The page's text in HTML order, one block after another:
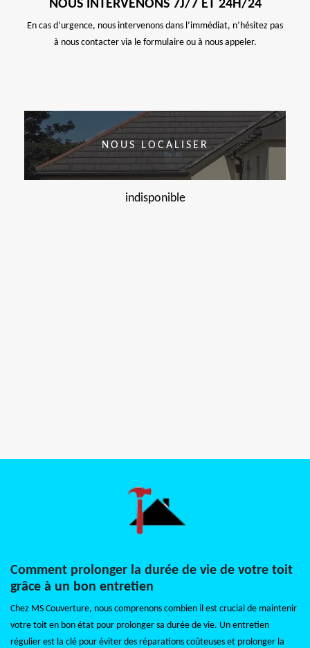
NOUS INTERVENONS 7J/7 ET 24H/24
En cas d’urgence, nous intervenons dans l’immédiat, n’hésitez pas
à nous contacter via le formulaire ou à nous appeler.
NOUS LOCALISER
indisponible
Comment prolonger la durée de vie de votre toit
grâce à un bon entretien
Chez MS Couverture, nous comprenons combien il est crucial de maintenir
votre toit en bon état pour prolonger sa durée de vie. Un entretien
régulier est la clé pour éviter des réparations coûteuses et prolonger la